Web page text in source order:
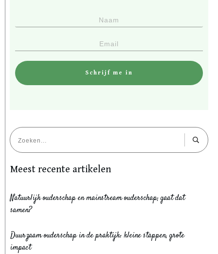
Schrijf me in
Meest recente artikelen
Natuurlijk ouderschap en mainstream ouderschap; gaat dat
samen?
Duurzaam ouderschap in de praktijk: kleine stappen, grote
impact